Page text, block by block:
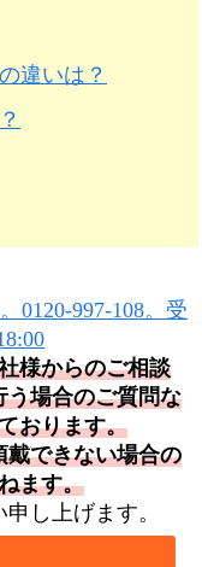
違いは？
様からのご相談
う場合のご質問な
おります。
戴できない場合の
ます。
し上げます。